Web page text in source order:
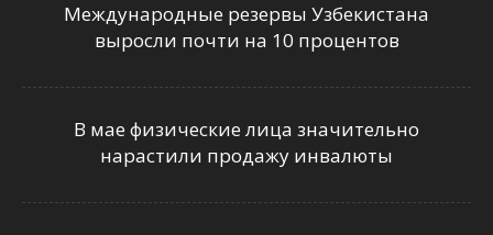
Международные резервы Узбекистана
выросли почти на 10 процентов
В мае физические лица значительно
нарастили продажу инвалюты